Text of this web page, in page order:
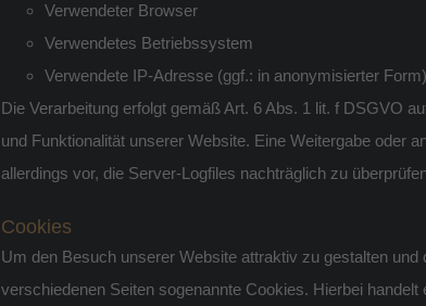
Verwendeter Browser
Verwendetes Betriebssystem
Verwendete IP-Adresse (ggf.: in anonymisierter Form)
Die Verarbeitung erfolgt gemäß Art. 6 Abs. 1 lit. f DSGVO
und Funktionalität unserer Website. Eine Weitergabe oder
allerdings vor, die Server-Logfiles nachträglich zu
Cookies
Um den Besuch unserer Website attraktiv zu gestalten
verschiedenen Seiten sogenannte Cookies. Hierbei